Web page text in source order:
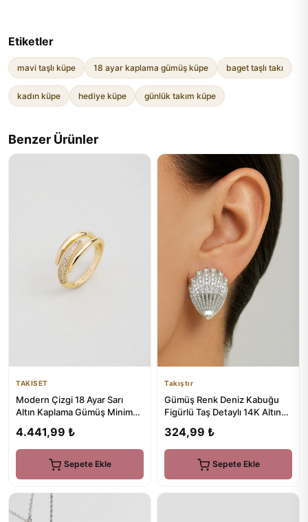
Etiketler
mavi taşlı küpe 18 ayar kaplama gümüş küpe baget taşlı takı
kadın küpe hediye küpe günlük takım küpe
Benzer Ürünler
TAKISET
Modern Çizgi 18 Ayar Sarı
Altın Kaplama Gümüş Minimal
4.441,99 ₺
Sepete Ekle
Takıştır
Gümüş Renk Deniz Kabuğu
Figürlü Taş Detaylı 14K Altın
324,99 ₺
Sepete Ekle